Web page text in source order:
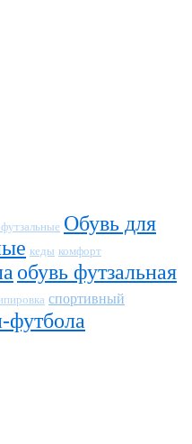
Обувь для
кеды комфорт
обувь футзальная
спортивный
футбола